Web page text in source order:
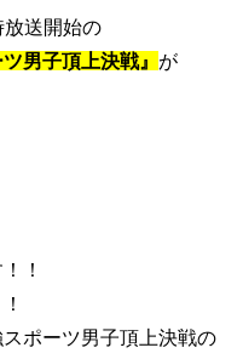
送開始の
男子頂上決戦』 が
！
ポーツ男子頂上決戦の